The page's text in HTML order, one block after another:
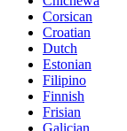
Corsican
Croatian
Dutch
Estonian
Filipino
Finnish
Frisian
Galician